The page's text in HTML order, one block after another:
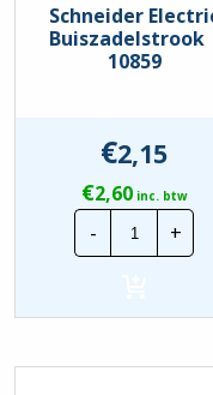
Met
Soort
Transparant
Type
Schneider
Buiszadelstrook
10859
€2,15
€2,60inc. btw
-
Schneider
Electric
+